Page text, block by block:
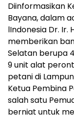
Diinformasikan
Bayana, dalam
lIndonesia Dr. Ir.
memberikan
Selatan berupa
9 unit alat
petani di
Ketua Pembina
salah satu
berniat untuk